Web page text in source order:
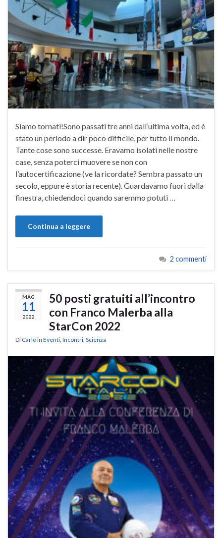
Siamo tornati!Sono passati tre anni dall’ultima volta, ed è
stato un periodo a dir poco difficile, per tutto il mondo.
Tante cose sono successe. Eravamo isolati nelle nostre
case, senza poterci muovere se non con
l’autocertificazione (ve la ricordate? Sembra passato un
secolo, eppure è storia recente). Guardavamo fuori dalla
finestra, chiedendoci quando saremmo potuti …
Continua a leggere
2 commenti
MAG
11
2022
50 posti gratuiti all’incontro
con Franco Malerba alla
StarCon 2022
Di Carloin Eventi Incontri Scienza